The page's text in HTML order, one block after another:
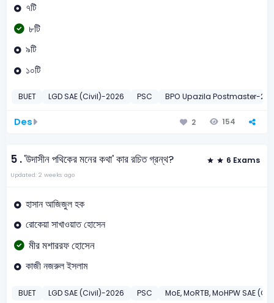
৭টি
৮টি
৯টি
১০টি
BUET LGD SAE (Civil)-2026 PSC BPO Upazila Postmaster-
Des 2 154
5 .'উদাসীন পথিকের মনের কথা' কার রচিত গ্রন্থ? 6 Exams
Updated: 2 weeks ago
হাসান আজিজুল হক
রোকেয়া সাখাওয়াত হোসেন
মীর মশাররফ হোসেন
কাজী নজরুল ইসলাম
BUET LGD SAE (Civil)-2026 PSC MoE, MoRTB, MoHPW SAE